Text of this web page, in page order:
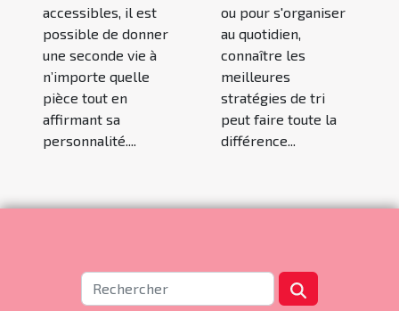
accessibles, il est
possible de donner
une seconde vie à
n’importe quelle
pièce tout en
affirmant sa
personnalité....
ou pour s'organiser
au quotidien,
connaître les
meilleures
stratégies de tri
peut faire toute la
différence...